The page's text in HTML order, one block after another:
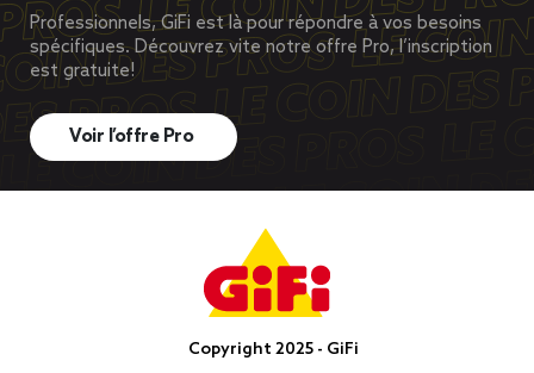
Professionnels, GiFi est là pour répondre à vos besoins
spécifiques. Découvrez vite notre offre Pro, l’inscription
est gratuite!
Voir l’offre Pro
Copyright 2025 - GiFi